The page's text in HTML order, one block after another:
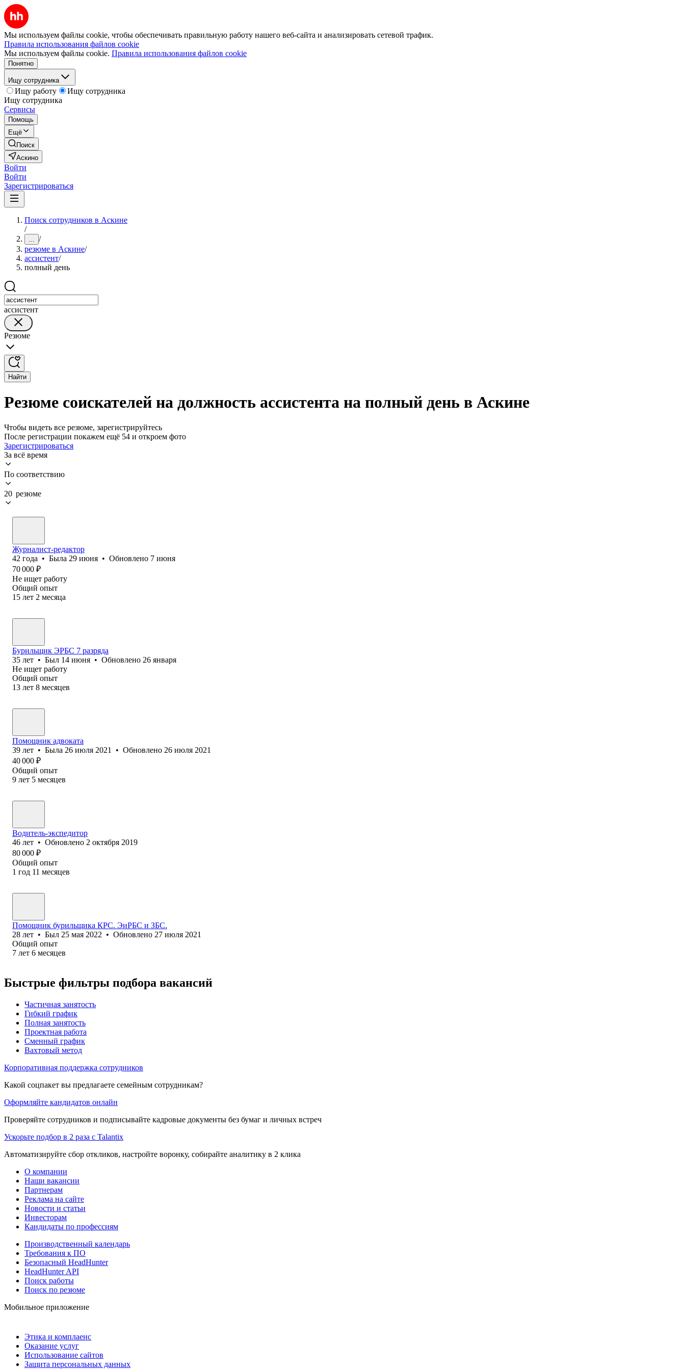
Мы используем файлы cookie, чтобы обеспечивать правильную работу нашего веб-сайта и анализировать сетевой трафик.
Правила использования файлов cookie
Мы используем файлы cookie. Правила использования файлов cookie
Понятно
Ищу сотрудника
Ищу работу
Ищу сотрудника
Ищу сотрудника
Сервисы
Помощь
Ещё
Поиск
Аскино
Войти
Войти
Зарегистрироваться
Поиск сотрудников в Аскине
/
... /
резюме в Аскине/
ассистент/
полный день
ассистент
Резюме
Найти
Резюме соискателей на должность ассистента на полный день в Аскине
Чтобы видеть все резюме, зарегистрируйтесь
После регистрации покажем ещё 54 и откроем фото
Зарегистрироваться
За всё время
По соответствию
20 резюме
Журналист-редактор
42 года • Была 29 июня • Обновлено 7 июня
70 000 ₽
Не ищет работу
Общий опыт
15 лет 2 месяца
Бурильщик ЭРБС 7 разряда
35 лет • Был 14 июня • Обновлено 26 января
Не ищет работу
Общий опыт
13 лет 8 месяцев
Помощник адвоката
39 лет • Была 26 июля 2021 • Обновлено 26 июля 2021
40 000 ₽
Общий опыт
9 лет 5 месяцев
Водитель-экспедитор
46 лет • Обновлено 2 октября 2019
80 000 ₽
Общий опыт
1 год 11 месяцев
Помощник бурильщика КРС. ЭиРБС и ЗБС.
28 лет • Был 25 мая 2022 • Обновлено 27 июля 2021
Общий опыт
7 лет 6 месяцев
Быстрые фильтры подбора вакансий
Частичная занятость
Гибкий график
Полная занятость
Проектная работа
Сменный график
Вахтовый метод
Корпоративная поддержка сотрудников
Какой соцпакет вы предлагаете семейным сотрудникам?
Оформляйте кандидатов онлайн
Проверяйте сотрудников и подписывайте кадровые документы без бумаг и личных встреч
Ускорьте подбор в 2 раза с Talantix
Автоматизируйте сбор откликов, настройте воронку, собирайте аналитику в 2 клика
О компании
Наши вакансии
Партнерам
Реклама на сайте
Новости и статьи
Инвесторам
Кандидаты по профессиям
Производственный календарь
Требования к ПО
Безопасный HeadHunter
HeadHunter API
Поиск работы
Поиск по резюме
Мобильное приложение
Этика и комплаенс
Оказание услуг
Использование сайтов
Защита персональных данных